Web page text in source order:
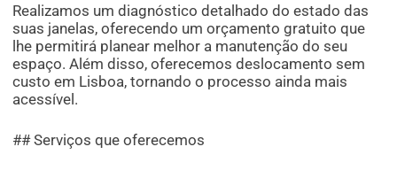
Realizamos um diagnóstico detalhado do estado das
suas janelas, oferecendo um orçamento gratuito que
lhe permitirá planear melhor a manutenção do seu
espaço. Além disso, oferecemos deslocamento sem
custo em Lisboa, tornando o processo ainda mais
acessível.
## Serviços que oferecemos